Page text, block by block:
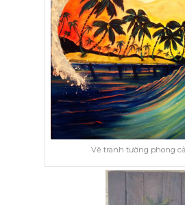
Vẽ tranh tường phong